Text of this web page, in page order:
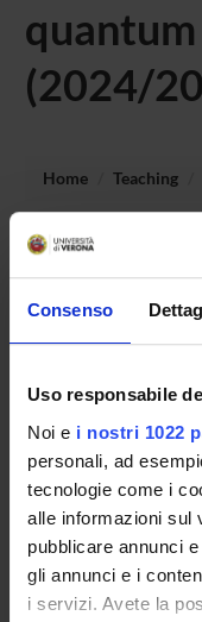
Consenso
Uso responsabile
Noi e i nostri 1022
personali, ad
tecnologie come i
alle informazioni sul
pubblicare annunci
gli annunci e i
i servizi. Avete la
(2024/
Home Teaching
No recent seminar
to quantum
COURSES
PHD
TRAINING
Contacts
People